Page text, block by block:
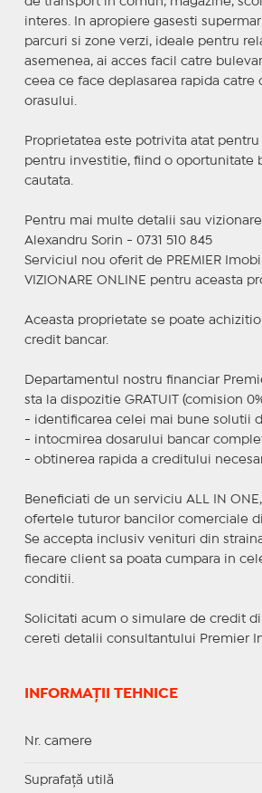
interes. In apropiere gasesti
parcuri si zone verzi, ideale pentru
asemenea, ai acces facil catre
ceea ce face deplasarea rapida catre
orasului.
Proprietatea este potrivita atat pentru
pentru investitie, fiind o oportunitate
cautata.
Pentru mai multe detalii sau
Alexandru Sorin - 0731 510 845
Serviciul nou oferit de PREMIER
VIZIONARE ONLINE pentru aceasta
Aceasta proprietate se poate
credit bancar.
Departamentul nostru financiar
sta la dispozitie GRATUIT (comision
- identificarea celei mai bune solutii
- intocmirea dosarului bancar
- obtinerea rapida a creditului
Beneficiati de un serviciu ALL IN
ofertele tuturor bancilor comerciale
Se accepta inclusiv venituri din
fiecare client sa poata cumpara in
conditii.
Solicitati acum o simulare de credit
cereti detalii consultantului Premier
INFORMAȚII TEHNICE
Nr. camere
Suprafaţă utilă